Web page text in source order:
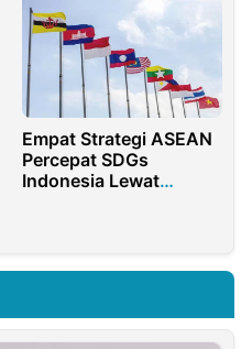
Empat Strategi ASEAN
Percepat SDGs
Indonesia Lewat